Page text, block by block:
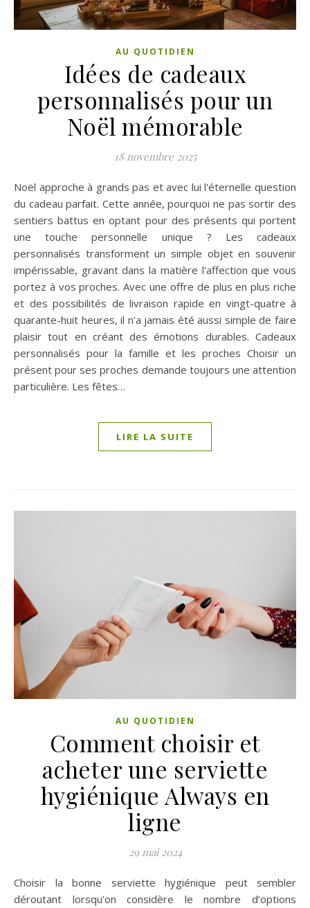
AU QUOTIDIEN
Idées de cadeaux
personnalisés pour un
Noël mémorable
18 novembre 2025
Noël approche à grands pas et avec lui l'éternelle question
du cadeau parfait. Cette année, pourquoi ne pas sortir des
sentiers battus en optant pour des présents qui portent
une touche personnelle unique ? Les cadeaux
personnalisés transforment un simple objet en souvenir
impérissable, gravant dans la matière l'affection que vous
portez à vos proches. Avec une offre de plus en plus riche
et des possibilités de livraison rapide en vingt-quatre à
quarante-huit heures, il n'a jamais été aussi simple de faire
plaisir tout en créant des émotions durables. Cadeaux
personnalisés pour la famille et les proches Choisir un
présent pour ses proches demande toujours une attention
particulière. Les fêtes…
LIRE LA SUITE
AU QUOTIDIEN
Comment choisir et
acheter une serviette
hygiénique Always en
ligne
29 mai 2024
Choisir la bonne serviette hygiénique peut sembler
déroutant lorsqu’on considère le nombre d’options